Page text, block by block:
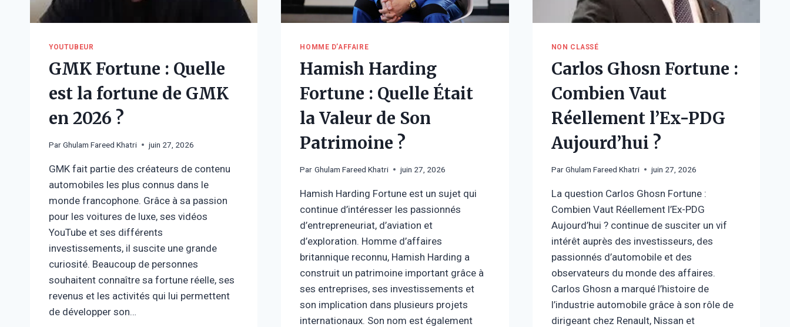
YOUTUBEUR
GMK Fortune : Quelle
est la fortune de GMK
en 2026 ?
ParGhulam Fareed Khatri juin 27, 2026
GMK fait partie des créateurs de contenu
automobiles les plus connus dans le
monde francophone. Grâce à sa passion
pour les voitures de luxe, ses vidéos
YouTube et ses différents
investissements, il suscite une grande
curiosité. Beaucoup de personnes
souhaitent connaître sa fortune réelle, ses
revenus et les activités qui lui permettent
de développer son…
HOMME D’AFFAIRE
Hamish Harding
Fortune : Quelle Était
la Valeur de Son
Patrimoine ?
Par Ghulam Fareed Khatri juin 27, 2026
Hamish Harding Fortune est un sujet qui
continue d’intéresser les passionnés
d’entrepreneuriat, d’aviation et
d’exploration. Homme d’affaires
britannique reconnu, Hamish Harding a
construit un patrimoine important grâce à
ses entreprises, ses investissements et
son implication dans plusieurs projets
internationaux. Son nom est également
NON CLASSÉ
Carlos Ghosn Fortune :
Combien Vaut
Réellement l’Ex-PDG
Aujourd’hui ?
Par Ghulam Fareed Khatri juin 27, 2026
La question Carlos Ghosn Fortune :
Combien Vaut Réellement l’Ex-PDG
Aujourd’hui ? continue de susciter un vif
intérêt auprès des investisseurs, des
passionnés d’automobile et des
observateurs du monde des affaires.
Carlos Ghosn a marqué l’histoire de
l’industrie automobile grâce à son rôle de
dirigeant chez Renault, Nissan et